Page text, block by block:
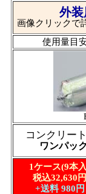
外装
画像クリックで
使用量目
コンクリー
ワンパッ
1ケース(9本
税込32,630円
+送料 980円